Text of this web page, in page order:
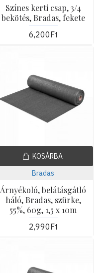
Színes kerti csap, 3/4
bekötés, Bradas, fekete
6,200Ft
Bradas
Árnyékoló, belátásgátló
háló, Bradas, szürke,
55%, 60g, 1,5 x 10m
2,990Ft
KOSÁRBA